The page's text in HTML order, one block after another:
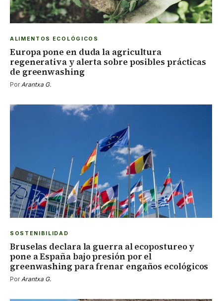
ALIMENTOS ECOLÓGICOS
Europa pone en duda la agricultura
regenerativa y alerta sobre posibles prácticas
de greenwashing
Por Arantxa G.
SOSTENIBILIDAD
Bruselas declara la guerra al ecopostureo y
pone a España bajo presión por el
greenwashing para frenar engaños ecológicos
PorArantxa G.